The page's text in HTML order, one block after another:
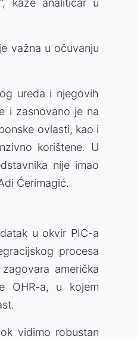
važna u očuvanju
ureda i njegovih
i zasnovano je na
ovlasti, kao i
korištene. U
nije imao
Ćerimagić.
u okvir PIC-a
procesa
američka
OHR-a, u kojem
vidimo robustan